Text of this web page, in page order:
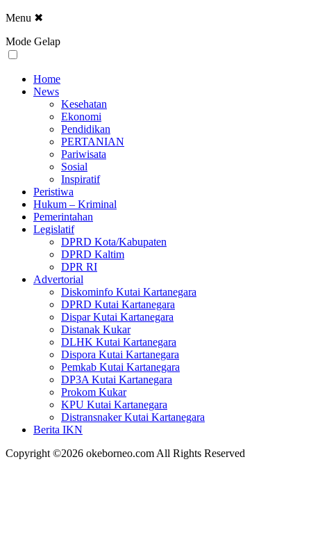
Menu ✖
Mode Gelap
Home
News
Kesehatan
Ekonomi
Pendidikan
PERTANIAN
Pariwisata
Sosial
Inspiratif
Peristiwa
Hukum – Kriminal
Pemerintahan
Legislatif
DPRD Kota/Kabupaten
DPRD Kaltim
DPR RI
Advertorial
Diskominfo Kutai Kartanegara
DPRD Kutai Kartanegara
Dispar Kutai Kartanegara
Distanak Kukar
DLHK Kutai Kartanegara
Dispora Kutai Kartanegara
Pemkab Kutai Kartanegara
DP3A Kutai Kartanegara
Prokom Kukar
KPU Kutai Kartanegara
Distransnaker Kutai Kartanegara
Berita IKN
Copyright ©2026 okeborneo.com All Rights Reserved